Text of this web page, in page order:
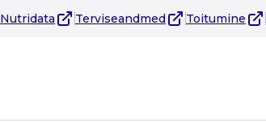
Nutridata Terviseandmed Toitumine